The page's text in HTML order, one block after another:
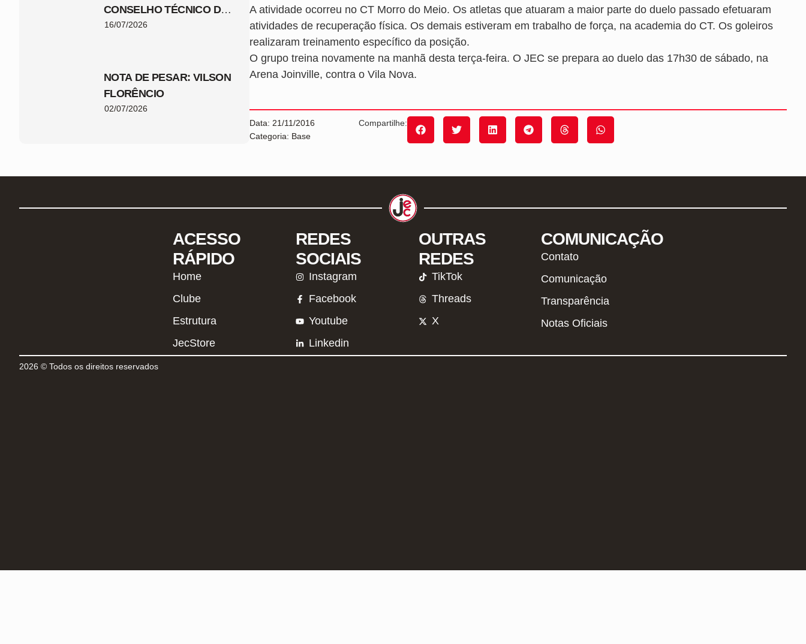
CONSELHO TÉCNICO DA
COPA SANTA CATARINA
16/07/2026
NOTA DE PESAR: VILSON
FLORÊNCIO
02/07/2026
A atividade ocorreu no CT Morro do Meio. Os atletas que atuaram a maior parte do duelo passado efetuaram
atividades de recuperação física. Os demais estiveram em trabalho de força, na academia do CT. Os goleiros
realizaram treinamento específico da posição.
O grupo treina novamente na manhã desta terça-feira. O JEC se prepara ao duelo das 17h30 de sábado, na
Arena Joinville, contra o Vila Nova.
Data: 21/11/2016
Categoria: Base
Compartilhe:
ACESSO
RÁPIDO
Home
Clube
Estrutura
JecStore
REDES
SOCIAIS
Instagram
Facebook
Youtube
Linkedin
OUTRAS
REDES
TikTok
Threads
X
COMUNICAÇÃO
Contato
Comunicação
Transparência
Notas Oficiais
2026 © Todos os direitos reservados